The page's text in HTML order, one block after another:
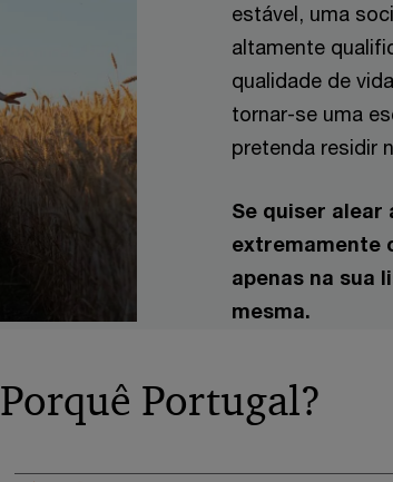
estável, uma
altamente
qualidade de
tornar-se uma
pretenda residir
Se quiser alear
extremamente
apenas na sua
mesma.
Porquê Portugal?